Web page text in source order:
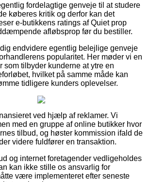
fordelagtige genveje til at studere
køberes kritik og derfor kan det
e-butikkens ratings af Quiet prop
afløbsprop før du bestiller.
endvidere egentlig belejlige genveje
popularitet. Her møder vi en
tilbyder kunderne at ytre en
hvilket på samme måde kan
tidligere kunders oplevelser.
ved hjælp af reklamer. Vi
med en gruppe af online butikker hvor
tilbud, og høster kommission ifald de
videre fuldfører en transaktion.
og internet foretagender vedligeholdes
kan ikke stille os ansvarlig for
være implementeret efter seneste